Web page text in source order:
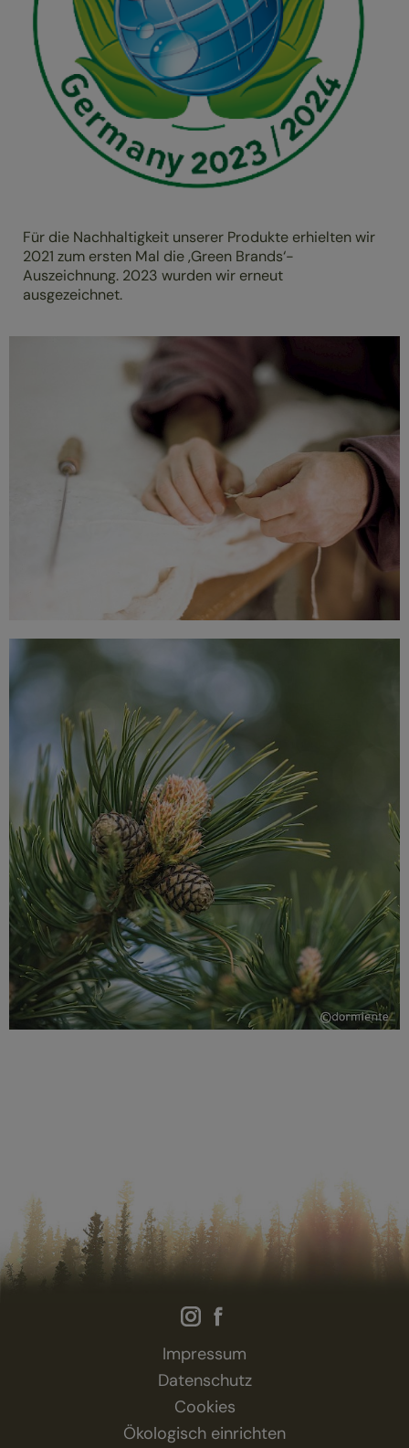
Für die Nachhaltigkeit unserer Produkte erhielten wir
2021 zum ersten Mal die ‚Green Brands‘-
Auszeichnung. 2023 wurden wir erneut
ausgezeichnet.
Impressum
Datenschutz
Cookies
Ökologisch einrichten